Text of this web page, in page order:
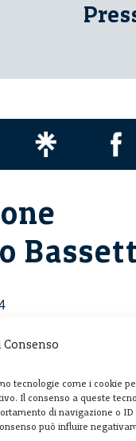
Consenso
tecnologie come i cookie
Il consenso a queste
di navigazione o ID
può influire